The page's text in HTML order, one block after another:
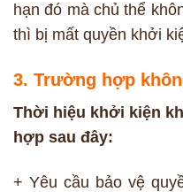
hạn đó mà chủ thể
thì bị mất quyền khởi
3. Trường hợp
Thời hiệu khởi kiện
hợp sau đây:
+ Yêu cầu bảo vệ